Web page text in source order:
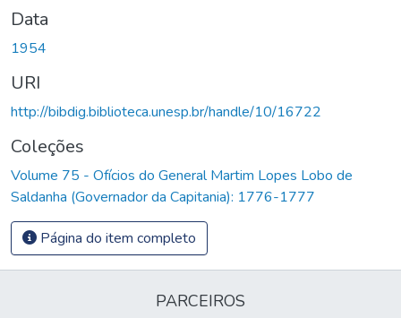
Data
1954
URI
http://bibdig.biblioteca.unesp.br/handle/10/16722
Coleções
Volume 75 - Ofícios do General Martim Lopes Lobo de
Saldanha (Governador da Capitania): 1776-1777
Página do item completo
PARCEIROS